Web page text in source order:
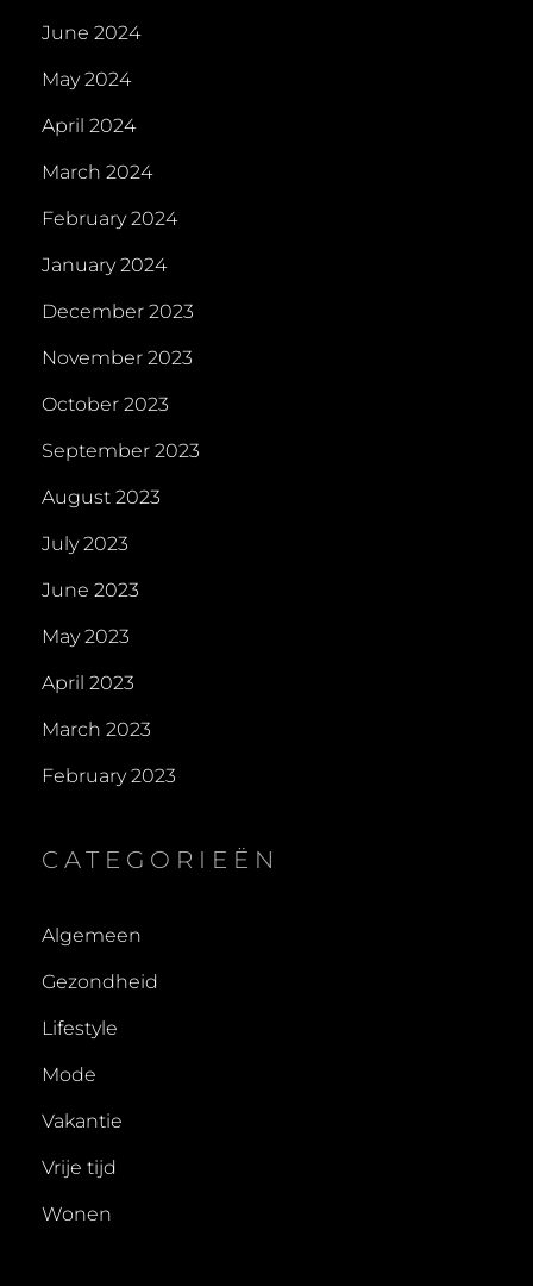
June 2024
May 2024
April 2024
March 2024
February 2024
January 2024
December 2023
November 2023
October 2023
September 2023
August 2023
July 2023
June 2023
May 2023
April 2023
March 2023
February 2023
CATEGORIEËN
Algemeen
Gezondheid
Lifestyle
Mode
Vakantie
Vrije tijd
Wonen